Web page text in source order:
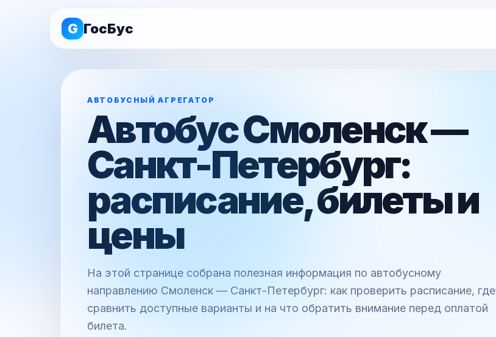
G ГосБус
АВТОБУСНЫЙ АГРЕГАТОР
Автобус Смоленск —
Санкт-Петербург:
расписание, билеты и
цены
На этой странице собрана полезная информация по автобусному
направлению Смоленск — Санкт-Петербург: как проверить расписание, где
сравнить доступные варианты и на что обратить внимание перед оплатой
билета.